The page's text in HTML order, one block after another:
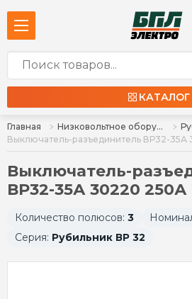
КАТАЛОГ
Главная Низковольтное оборудование
Выключатель-разъединитель ВР32-35А
Выключатель-
ВР32-35А 30220 250А
Количество полюсов: 3
Серия: Рубильник ВР 32